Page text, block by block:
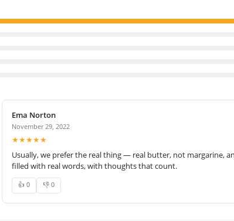
Ema Norton
November 29, 2022
★★★★★
Usually, we prefer the real thing — real butter, not margarine,
filled with real words, with thoughts that count.
👍 0 👎 0